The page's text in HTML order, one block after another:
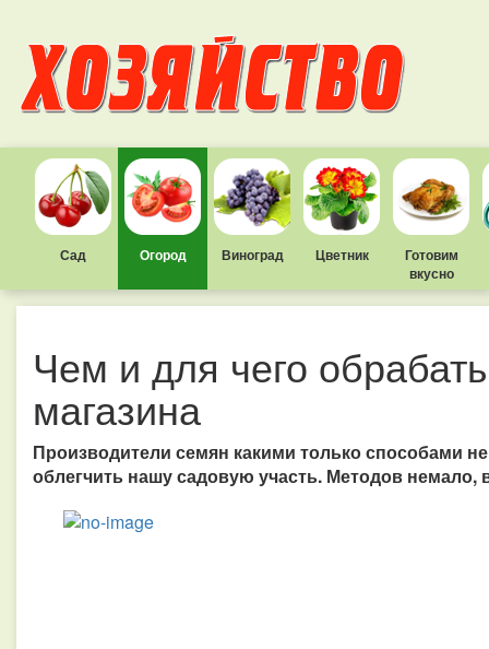
Сад Огород Виноград Цветник
Готовим
вкусно
Чем и для чего
магазина
Производители семян какими только способами
облегчить нашу садовую участь. Методов